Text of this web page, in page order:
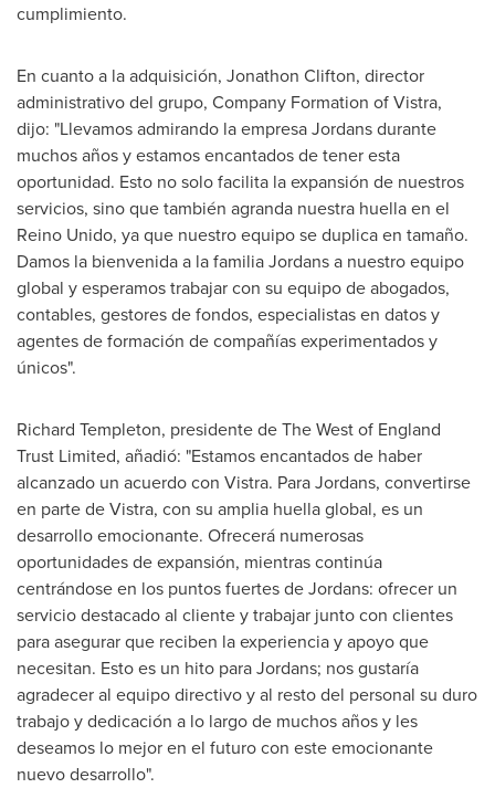
cumplimiento.
En cuanto a la adquisición, Jonathon Clifton, director
administrativo del grupo, Company Formation of Vistra,
dijo: "Llevamos admirando la empresa Jordans durante
muchos años y estamos encantados de tener esta
oportunidad. Esto no solo facilita la expansión de nuestros
servicios, sino que también agranda nuestra huella en el
Reino Unido, ya que nuestro equipo se duplica en tamaño.
Damos la bienvenida a la familia Jordans a nuestro equipo
global y esperamos trabajar con su equipo de abogados,
contables, gestores de fondos, especialistas en datos y
agentes de formación de compañías experimentados y
únicos".
Richard Templeton, presidente de The West of England
Trust Limited, añadió: "Estamos encantados de haber
alcanzado un acuerdo con Vistra. Para Jordans, convertirse
en parte de Vistra, con su amplia huella global, es un
desarrollo emocionante. Ofrecerá numerosas
oportunidades de expansión, mientras continúa
centrándose en los puntos fuertes de Jordans: ofrecer un
servicio destacado al cliente y trabajar junto con clientes
para asegurar que reciben la experiencia y apoyo que
necesitan. Esto es un hito para Jordans; nos gustaría
agradecer al equipo directivo y al resto del personal su duro
trabajo y dedicación a lo largo de muchos años y les
deseamos lo mejor en el futuro con este emocionante
nuevo desarrollo".